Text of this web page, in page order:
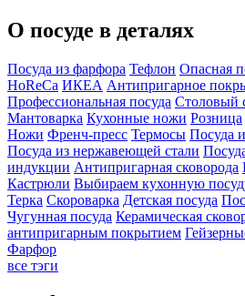
О посуде в деталях
Посуда из фарфора Тефлон Опасная
HoReCa ИКЕА Антипригарное
Профессиональная посуда Столовый
Мантоварка Кухонные ножи Розница
Ножи Френч-пресс Термосы Посуда
Посуда из нержавеющей стали
индукции Антипригарная сковорода
Кастрюли Выбираем кухонную
Терка Скороварка Детская посуда
Чугунная посуда Керамическая
антипригарным покрытием
Фарфор
все тэги